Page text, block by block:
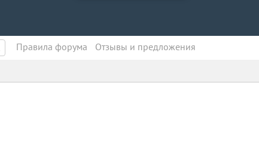
Правила форума Oтзывы и предложения